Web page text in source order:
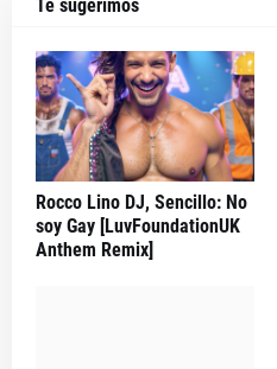
Te sugerimos
Rocco Lino DJ, Sencillo: No
soy Gay [LuvFoundationUK
Anthem Remix]